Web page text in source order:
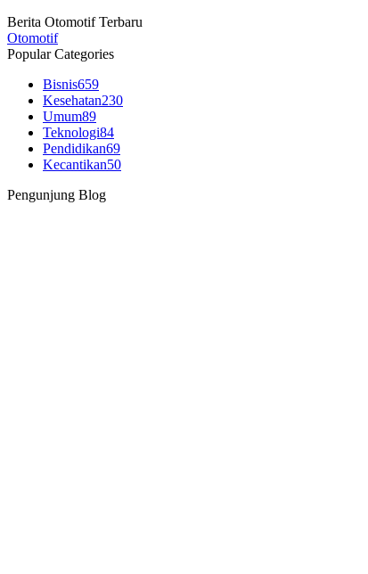
Berita Otomotif Terbaru
Otomotif
Popular Categories
Bisnis659
Kesehatan230
Umum89
Teknologi84
Pendidikan69
Kecantikan50
Pengunjung Blog